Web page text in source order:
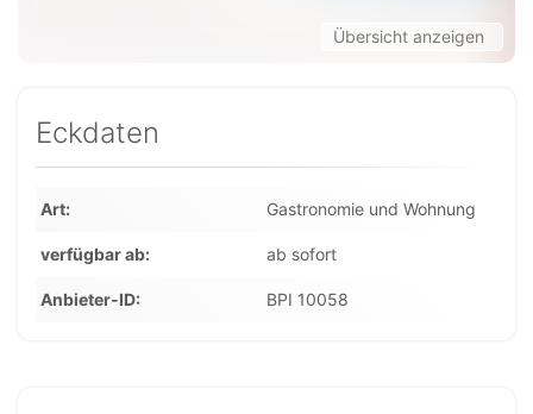
Übersicht anzeigen
Eckdaten
Art Gastronomie und Wohnung
verfügbar ab ab sofort
Anbieter-ID BPI 10058